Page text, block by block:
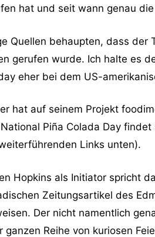
hat und seit wann genau
Quellen behaupten, dass der
gerufen wurde. Ich halte es
eher bei dem US-
hat auf seinem Projekt
Piña Colada Day
Links unten).
Hopkins als Initiator spricht
Zeitungsartikel des
Der nicht namentlich
ganzen Reihe von kuriosen